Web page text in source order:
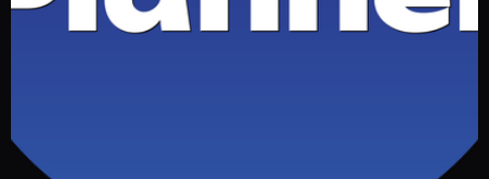
Частые вопросы о Марк Мкей
Полный список — на Movie Planner: https://movie-
Кто такой(ая) Марк Мкей?